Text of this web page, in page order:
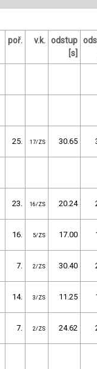
poř. v.k. odstup
[s]
25. 17/ZS 30.65
23. 16/ZS 20.24
16. 5/ZS 17.00
7. 2/ZS 30.40
14. 3/ZS 11.25
7. 2/ZS 24.62